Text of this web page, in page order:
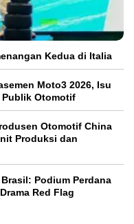
Kedua di Italia
Moto3 2026, Isu
Publik Otomotif
Otomotif China
Produksi dan
Podium Perdana
Red Flag